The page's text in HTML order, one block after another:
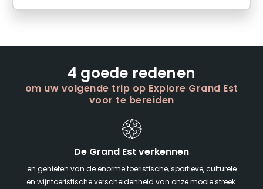
4 goede redenen
om uw volgende trip op Explore Grand Est
voor te bereiden
De Grand Est verkennen
en genieten van de enorme toeristische, sportieve, culturele
en wijntoeristische verscheidenheid van onze mooie streek.